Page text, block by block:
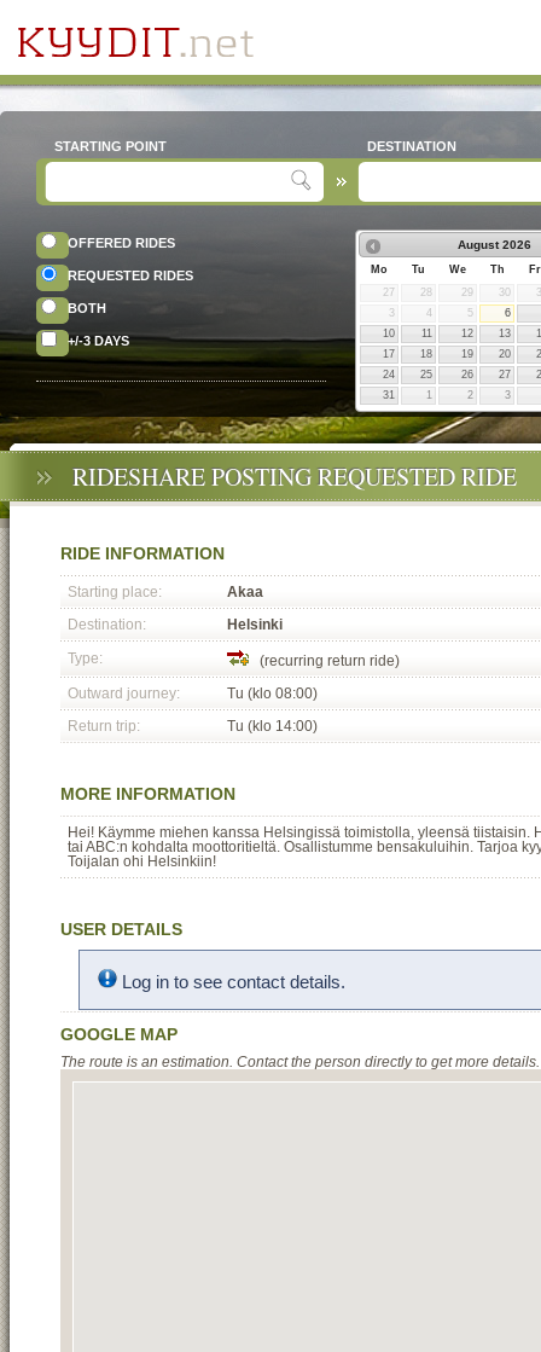
STARTING POINT DESTINATION
OFFERED RIDES
REQUESTED RIDES
BOTH
+/-3 DAYS
August 2026
Mo Tu We Th
Fr
27
28 29 30
3
4 5
6
10
11 12 13
17
18 19 20
24
25 26 27
31
1 2 3
RIDESHARE POSTING REQUESTED RIDE
RIDE INFORMATION
Starting place:
Akaa
Destination:
Helsinki
Type:
(recurring return ride)
Outward journey:
Tu (klo 08:00)
Return trip:
Tu (klo 14:00)
MORE INFORMATION
Hei! Käymme miehen kanssa Helsingissä toimistolla, yleensä tiistaisin.
tai ABC:n kohdalta moottoritieltä. Osallistumme bensakuluihin. Tarjoa
Toijalan ohi Helsinkiin!
USER DETAILS
Log in to see contact details.
GOOGLE MAP
The route is an estimation. Contact the person directly to get more details.